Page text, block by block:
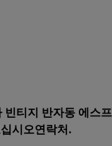
빈티지 반자동 에스프
시오연락처 .